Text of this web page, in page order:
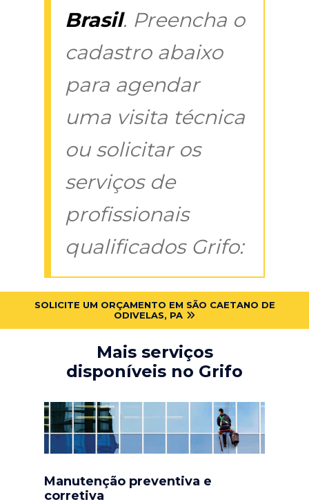
Brasil. Preencha o
cadastro abaixo
para agendar
uma visita técnica
ou solicitar os
serviços de
profissionais
qualificados Grifo:
SOLICITE UM ORÇAMENTO EM SÃO CAETANO DE
ODIVELAS, PA
Mais serviços
disponíveis no Grifo
Manutenção preventiva e
corretiva